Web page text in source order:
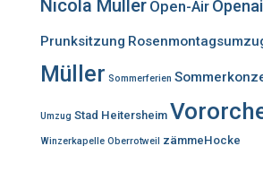
Nicola Müller Open-Air
Prunksitzung
Müller Sommerferien
Umzug Stad Heitersheim
Winzerkapelle Oberrotweil zämmeHocke